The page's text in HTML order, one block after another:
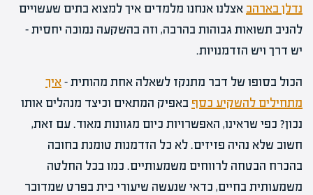
נדלן בארהב אצלנו אנחנו מלמדים איך למצוא בתים שעשויים
להניב תשואות גבוהות בהרבה, וזה בהשקעה נמוכה יחסית –
יש דרך ויש הזדמנויות.
הכול בסופו של דבר מתנקז לשאלה אחת מהותית –איך
מתחילים להשקיע כסף באפיק המתאים וכיצד מנהלים אותו
נכון? כפי שראינו, האפשרויות כיום מגוונות מאוד. עם זאת,
חשוב שלא נהיה פזיזים. לא כל הזדמנות טומנת בחובה
בהכרח הבטחה לרווחים משמעותיים. כמו בכל החלטה
משמעותית בחיים, כדאי שנעשה שיעורי בית בפרט שמדובר